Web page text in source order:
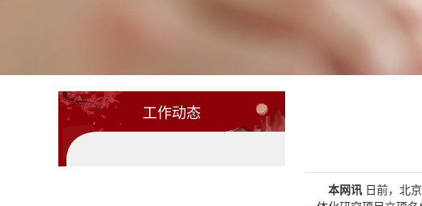
工作动态
本网讯 日前，北